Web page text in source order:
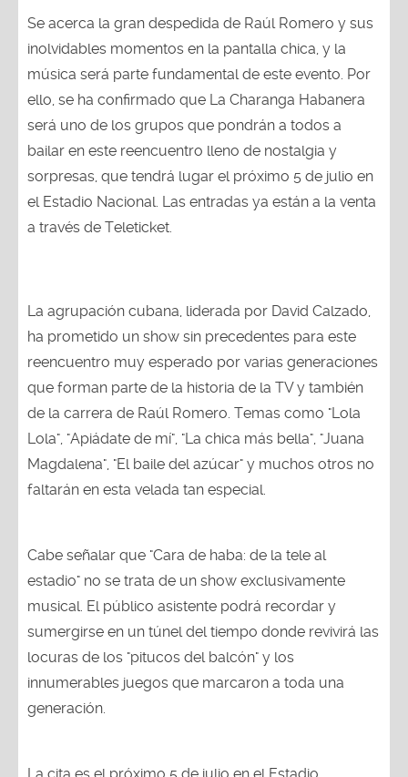
Se acerca la gran despedida de Raúl Romero y sus
inolvidables momentos en la pantalla chica, y la
música será parte fundamental de este evento. Por
ello, se ha confirmado que La Charanga Habanera
será uno de los grupos que pondrán a todos a
bailar en este reencuentro lleno de nostalgia y
sorpresas, que tendrá lugar el próximo 5 de julio en
el Estadio Nacional. Las entradas ya están a la venta
a través de Teleticket.
La agrupación cubana, liderada por David Calzado,
ha prometido un show sin precedentes para este
reencuentro muy esperado por varias generaciones
que forman parte de la historia de la TV y también
de la carrera de Raúl Romero. Temas como "Lola
Lola", "Apiádate de mí", "La chica más bella", "Juana
Magdalena", "El baile del azúcar" y muchos otros no
faltarán en esta velada tan especial.
Cabe señalar que "Cara de haba: de la tele al
estadio" no se trata de un show exclusivamente
musical. El público asistente podrá recordar y
sumergirse en un túnel del tiempo donde revivirá las
locuras de los "pitucos del balcón" y los
innumerables juegos que marcaron a toda una
generación.